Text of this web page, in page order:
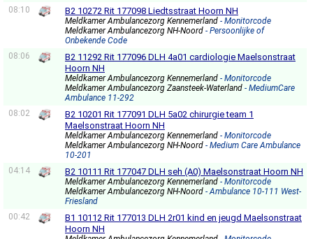
08:10
B2 10272 Rit 177098 Liedtsstraat Hoorn NH
Meldkamer Ambulancezorg Kennemerland - Monitorcode
Meldkamer Ambulancezorg NH-Noord - Persoonlijke of
Onbekende Code
08:06
B2 11292 Rit 177096 DLH 4a01 cardiologie Maelsonstraat
Hoorn NH
Meldkamer Ambulancezorg Kennemerland - Monitorcode
Meldkamer Ambulancezorg Zaansteek-Waterland - MediumCare
Ambulance 11-292
08:02
B2 10201 Rit 177091 DLH 5a02 chirurgie team 1
Maelsonstraat Hoorn NH
Meldkamer Ambulancezorg Kennemerland - Monitorcode
Meldkamer Ambulancezorg NH-Noord - Medium Care Ambulance
10-201
04:14
B2 10111 Rit 177047 DLH seh (A0) Maelsonstraat Hoorn NH
Meldkamer Ambulancezorg Kennemerland - Monitorcode
Meldkamer Ambulancezorg NH-Noord - Ambulance 10-111 West-
Friesland
00:42
B1 10112 Rit 177013 DLH 2r01 kind en jeugd Maelsonstraat
Hoorn NH